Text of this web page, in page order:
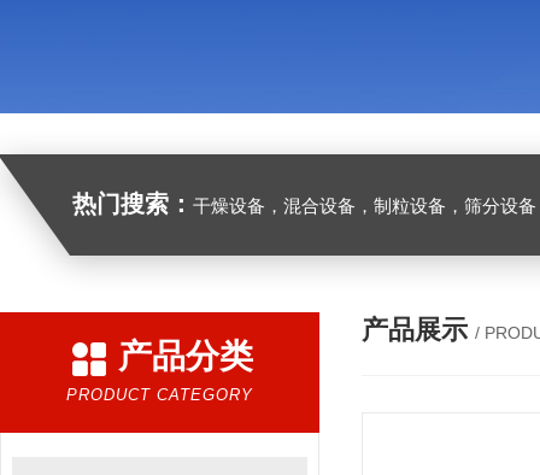
热门搜索： 干燥设备，混合设备，制粒设备，筛分设
产品分类
PRODUCT CATEGORY
产品展示 /